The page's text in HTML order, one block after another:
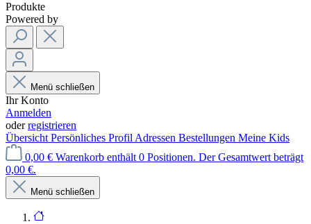
Produkte
Powered by
Menü schließen
Ihr Konto
Anmelden
oderregistrieren
Übersicht Persönliches Profil Adressen Bestellungen Meine Kids
0,00 € Warenkorb enthält 0 Positionen. Der Gesamtwert beträgt
0,00 €.
Menü schließen